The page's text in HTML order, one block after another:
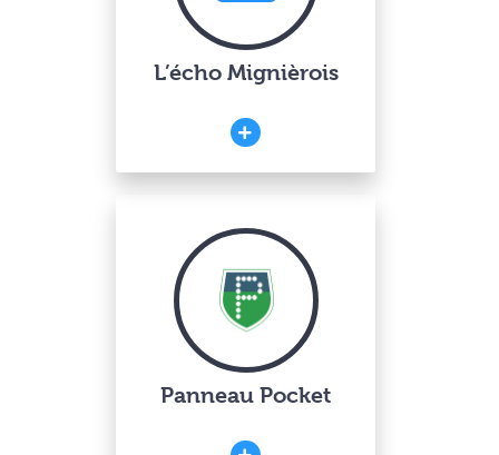
L’écho Mignièrois
Panneau Pocket